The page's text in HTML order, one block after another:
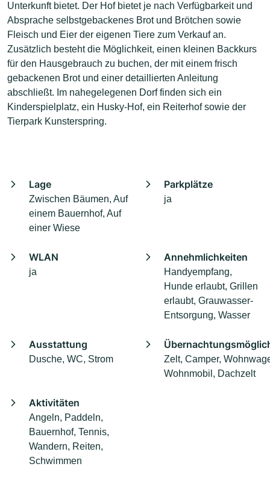
Unterkunft bietet. Der Hof bietet je nach Verfügbarkeit und
Absprache selbstgebackenes Brot und Brötchen sowie
Fleisch und Eier der eigenen Tiere zum Verkauf an.
Zusätzlich besteht die Möglichkeit, einen kleinen Backkurs
für den Hausgebrauch zu buchen, der mit einem frisch
gebackenen Brot und einer detaillierten Anleitung
abschließt. Im nahegelegenen Dorf finden sich ein
Kinderspielplatz, ein Husky-Hof, ein Reiterhof sowie der
Tierpark Kunsterspring.
Lage
Zwischen Bäumen, Auf
einem Bauernhof, Auf
einer Wiese
Parkplätze
ja
WLAN
ja
Annehmlichkeiten
Handyempfang,
Hunde erlaubt, Grillen
erlaubt, Grauwasser-
Entsorgung, Wasser
Ausstattung
Dusche, WC, Strom
Zelt, Camper,
Wohnmobil, Dachzelt
Aktivitäten
Angeln, Paddeln,
Bauernhof, Tennis,
Wandern, Reiten,
Schwimmen